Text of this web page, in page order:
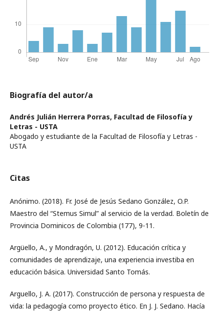
Biografía del autor/a
Andrés Julián Herrera Porras, Facultad de Filosofía y
Letras - USTA
Abogado y estudiante de la Facultad de Filosofía y Letras -
USTA
Citas
Anónimo. (2018). Fr. José de Jesús Sedano González, O.P.
Maestro del “Stemus Simul” al servicio de la verdad. Boletín de
Provincia Dominicos de Colombia (177), 9-11.
Argüello, A., y Mondragón, U. (2012). Educación crítica y
comunidades de aprendizaje, una experiencia investiba en
educación básica. Universidad Santo Tomás.
Arguello, J. A. (2017). Construcción de persona y respuesta de
vida: la pedagogía como proyecto ético. En J. J. Sedano. Hacía